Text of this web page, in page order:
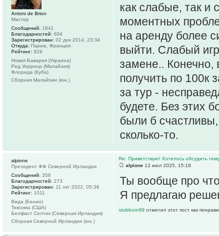
как слабые, так и
моментных
на аренду более
выйти. Слабый
замене.. Конечно,
получить по 100к
за тур -
будете. Без этих
были б счастливы,
сколько-то.
Antoni de Brion
Мастер
Сообщений: 1841
Благодарностей: 604
Зарегистрирован: 02 дек 2014, 23:34
Откуда: Париж, Франция
Рейтинг: 829
Новая Бавария (Украина)
Ред Уорриор (Малайзия)
Флорида (Куба)
Сборная Малайзии (юн.)
Re: Приветствую! Хотелось обсудить
alpione 12 июл 2025, 15:16
Ты вообще про
Я предлагаю
stubborn89 отметил этот пост как
alpione
Президент ФФ Северной Ирландии
Сообщений: 358
Благодарностей: 273
Зарегистрирован: 11 окт 2022, 05:38
Рейтинг: 1011
Вида (Бенин)
Тексома (США)
Белфаст Селтик (Северная Ирландия)
Сборная Северной Ирландии (юн.)